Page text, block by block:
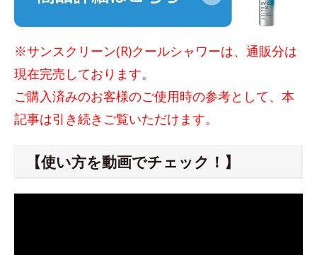
※サンスクリーン(R)クールシャワーは、通販分は
現在完売しております。
ご購入済みのお客様のご使用時の参考として、本
記事は引き続きご覧いただけます。
【使い方を動画でチェック！】